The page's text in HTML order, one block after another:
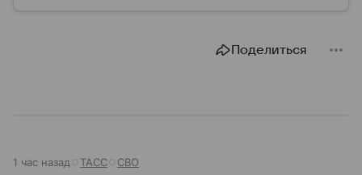
Рассказываем главное о Константиновке и ее
Поделиться
1 час назад ТАСС СВО